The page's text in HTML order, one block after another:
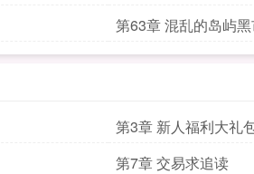
第63章 混乱的岛屿
第3章 新人福利大礼
第7章 交易求追读